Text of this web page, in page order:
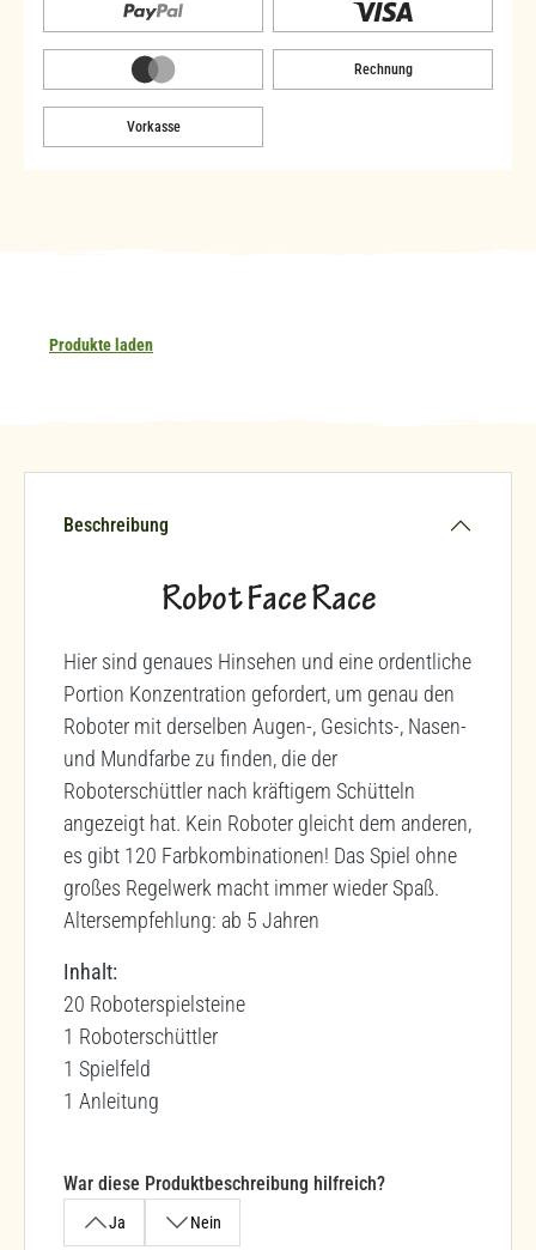
Rechnung
Vorkasse
Produkte laden
Beschreibung
Robot Face Race
Hier sind genaues Hinsehen und eine ordentliche
Portion Konzentration gefordert, um genau den
Roboter mit derselben Augen-, Gesichts-, Nasen-
und Mundfarbe zu finden, die der
Roboterschüttler nach kräftigem Schütteln
angezeigt hat. Kein Roboter gleicht dem anderen,
es gibt 120 Farbkombinationen! Das Spiel ohne
großes Regelwerk macht immer wieder Spaß.
Altersempfehlung: ab 5 Jahren
Inhalt:
20 Roboterspielsteine
1 Roboterschüttler
1 Spielfeld
1 Anleitung
War diese Produktbeschreibung hilfreich?
Ja Nein